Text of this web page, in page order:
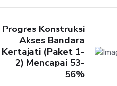
Progres Konstruksi
Akses Bandara
Kertajati (Paket 1-
2) Mencapai 53-
56%